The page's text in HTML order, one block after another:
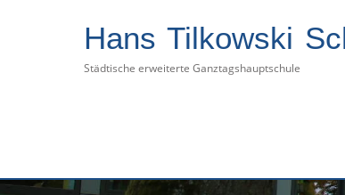
Hans Tilkowski
Städtische erweiterte Ganztagshauptschule